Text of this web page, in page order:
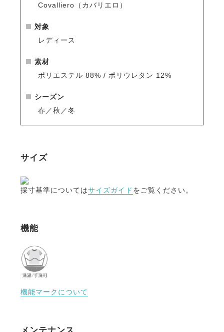
Covalliero（カバリエロ）
対象
レディース
素材
ポリエステル 88% / ポリウレタン 12%
シーズン
春／秋／冬
サイズ
採寸基準についてはサイズガイド をご覧ください。
機能
機能マークについて
メンテナンス